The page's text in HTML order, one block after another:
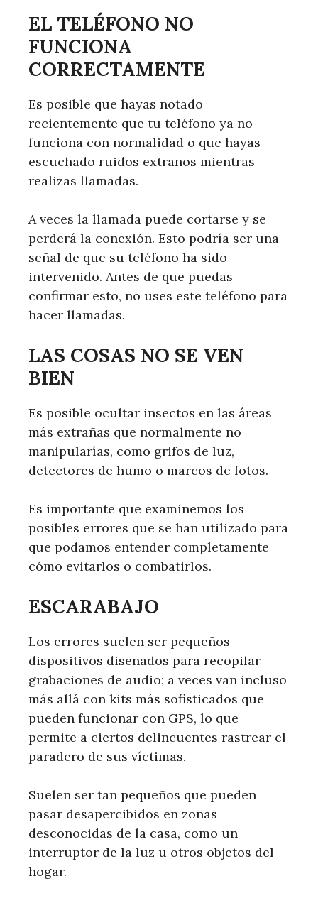
EL TELÉFONO NO
FUNCIONA
CORRECTAMENTE
Es posible que hayas notado
recientemente que tu teléfono ya no
funciona con normalidad o que hayas
escuchado ruidos extraños mientras
realizas llamadas.
A veces la llamada puede cortarse y se
perderá la conexión. Esto podría ser una
señal de que su teléfono ha sido
intervenido. Antes de que puedas
confirmar esto, no uses este teléfono para
hacer llamadas.
LAS COSAS NO SE VEN
BIEN
Es posible ocultar insectos en las áreas
más extrañas que normalmente no
manipularías, como grifos de luz,
detectores de humo o marcos de fotos.
Es importante que examinemos los
posibles errores que se han utilizado para
que podamos entender completamente
cómo evitarlos o combatirlos.
ESCARABAJO
Los errores suelen ser pequeños
dispositivos diseñados para recopilar
grabaciones de audio; a veces van incluso
más allá con kits más sofisticados que
pueden funcionar con GPS, lo que
permite a ciertos delincuentes rastrear el
paradero de sus víctimas.
Suelen ser tan pequeños que pueden
pasar desapercibidos en zonas
desconocidas de la casa, como un
interruptor de la luz u otros objetos del
hogar.